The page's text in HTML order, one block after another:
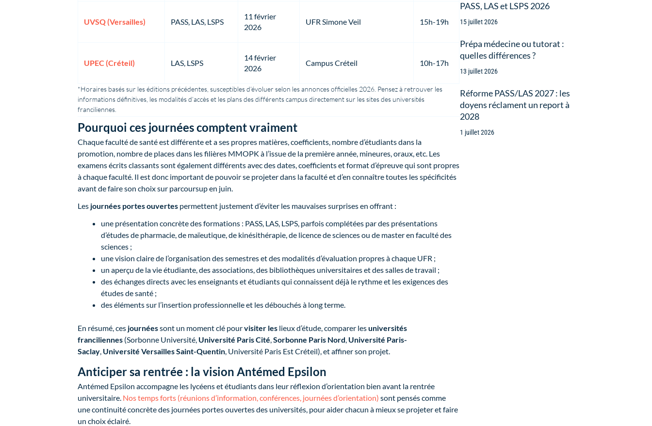
UVSQ (Versailles) PASS, LAS, LSPS
11 février
2026
UFR Simone Veil 15h-19h
UPEC (Créteil) LAS, LSPS
14 février
2026
Campus Créteil 10h-17h
*Horaires basés sur les éditions précédentes, susceptibles d’évoluer selon les annonces officielles 2026. Pensez à retrouver les
informations définitives, les modalités d’accès et les plans des différents campus directement sur les sites des universités
franciliennes.
Pourquoi ces journées comptent vraiment
Chaque faculté de santé est différente et a ses propres matières, coefficients, nombre d’étudiants dans la
promotion, nombre de places dans les filières MMOPK à l’issue de la première année, mineures, oraux, etc. Les
examens écrits classants sont également différents avec des dates, coefficients et format d’épreuve qui sont propres
à chaque faculté. Il est donc important de pouvoir se projeter dans la faculté et d’en connaître toutes les spécificités
avant de faire son choix sur parcoursup en juin.
Les journées portes ouvertes permettent justement d’éviter les mauvaises surprises en offrant :
une présentation concrète des formations : PASS, LAS, LSPS, parfois complétées par des présentations
d’études de pharmacie, de maïeutique, de kinésithérapie, de licence de sciences ou de master en faculté des
sciences ;
une vision claire de l’organisation des semestres et des modalités d’évaluation propres à chaque UFR ;
un aperçu de la vie étudiante, des associations, des bibliothèques universitaires et des salles de travail ;
des échanges directs avec les enseignants et étudiants qui connaissent déjà le rythme et les exigences des
études de santé ;
des éléments sur l’insertion professionnelle et les débouchés à long terme.
En résumé, ces journéessont un moment clé pourvisiter les lieux d’étude, comparer lesuniversités
franciliennes (Sorbonne Université, Université Paris Cité,Sorbonne Paris Nord, Université Paris-
Saclay, Université Versailles Saint-Quentin, Université Paris Est Créteil), et affiner son projet.
Anticiper sa rentrée : la vision Antémed Epsilon
Antémed Epsilon accompagne les lycéens et étudiants dans leur réflexion d’orientation bien avant la rentrée
universitaire. Nos temps forts (réunions d’information, conférences, journées d’orientation) sont pensés comme
une continuité concrète des journées portes ouvertes des universités, pour aider chacun à mieux se projeter et faire
un choix éclairé.
PASS, LAS et LSPS 2026
15 juillet 2026
Prépa médecine ou tutorat :
quelles différences ?
13 juillet 2026
Réforme PASS/LAS 2027 : les
doyens réclament un report à
2028
1 juillet 2026